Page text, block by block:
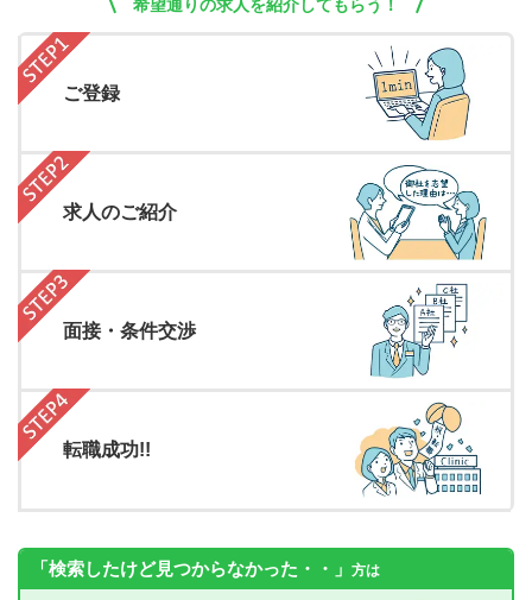
希望通りの求人を紹介してもらう！
ご登録
求人のご紹介
面接・条件交渉
転職成功!!
「検索したけど見つからなかった・・」 方は